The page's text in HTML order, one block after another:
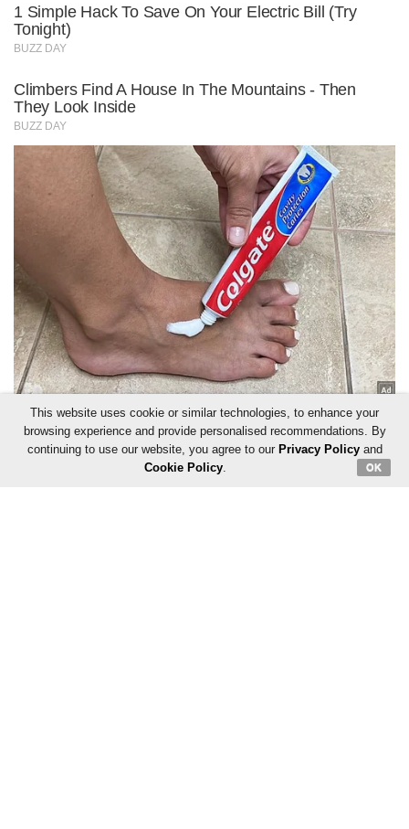
This website uses cookie or similar technologies, to enhance your
browsing experience and provide personalised recommendations. By
continuing to use our website, you agree to our Privacy Policyand
Cookie Policy. OK